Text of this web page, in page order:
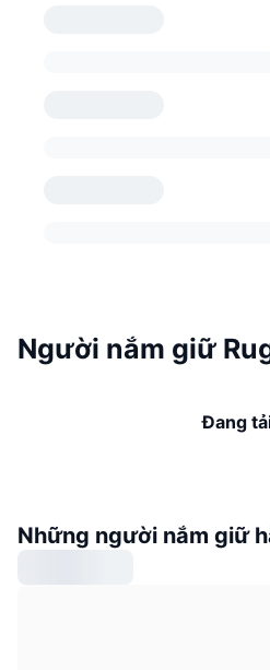
Người nắm giữ
Đang
Những người nắm giữ